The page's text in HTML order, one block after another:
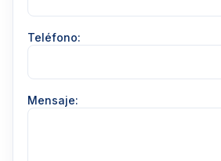
Teléfono:
Mensaje: